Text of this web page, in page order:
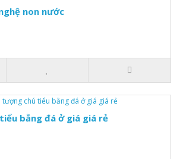
non nước
bằng đá ở giá giá rẻ